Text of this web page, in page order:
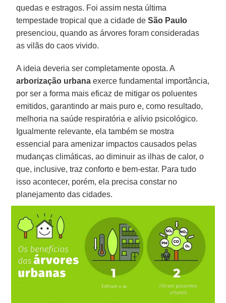
quedas e estragos. Foi assim nesta última
tempestade tropical que a cidade deSão Paulo
presenciou, quando as árvores foram consideradas
as vilãs do caos vivido.
A ideia deveria ser completamente oposta. A
arborização urbana exerce fundamental importância,
por ser a forma mais eficaz de mitigar os poluentes
emitidos, garantindo ar mais puro e, como resultado,
melhoria na saúde respiratória e alívio psicológico.
Igualmente relevante, ela também se mostra
essencial para amenizar impactos causados pelas
mudanças climáticas, ao diminuir as ilhas de calor, o
que, inclusive, traz conforto e bem-estar. Para tudo
isso acontecer, porém, ela precisa constar no
planejamento das cidades.